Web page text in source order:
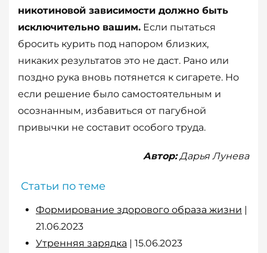
никотиновой зависимости должно быть
исключительно вашим. Если пытаться
бросить курить под напором близких,
никаких результатов это не даст. Рано или
поздно рука вновь потянется к сигарете. Но
если решение было самостоятельным и
осознанным, избавиться от пагубной
привычки не составит особого труда.
Автор:Дарья Лунева
Статьи по теме
Формирование здорового образа жизни |
21.06.2023
Утренняя зарядка | 15.06.2023